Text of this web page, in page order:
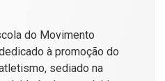
do Movimento
à promoção do
sediado na